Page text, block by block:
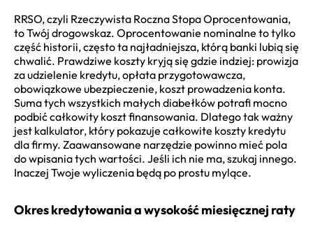
RRSO, czyli Rzeczywista Roczna Stopa Oprocentowania,
to Twój drogowskaz. Oprocentowanie nominalne to tylko
część historii, często ta najładniejsza, którą banki lubią się
chwalić. Prawdziwe koszty kryją się gdzie indziej: prowizja
za udzielenie kredytu, opłata przygotowawcza,
obowiązkowe ubezpieczenie, koszt prowadzenia konta.
Suma tych wszystkich małych diabełków potrafi mocno
podbić całkowity koszt finansowania. Dlatego tak ważny
jest kalkulator, który pokazuje całkowite koszty kredytu
dla firmy. Zaawansowane narzędzie powinno mieć pola
do wpisania tych wartości. Jeśli ich nie ma, szukaj innego.
Inaczej Twoje wyliczenia będą po prostu mylące.
Okres kredytowania a wysokość miesięcznej raty